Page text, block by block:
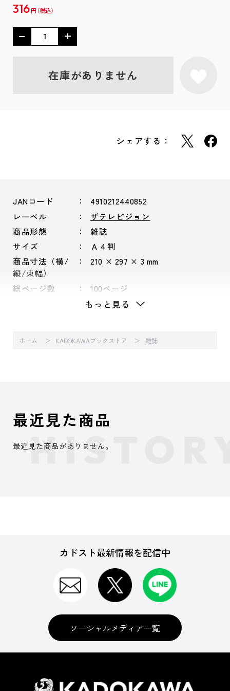
316 円
在庫がありません
シェアする：
JANコード
4910212440852
レーベル
ザテレビジョン
商品形態
雑誌
サイズ
Ａ４判
商品寸法（横/
縦/束幅）
210 × 297 × 3 mm
総ページ数 100ページ
もっと見る
ホーム KADOKAWAブックストア 雑誌
最近見た商品
最近見た商品がありません。
カドスト最新情報を配信中
ソーシャルメディア一覧